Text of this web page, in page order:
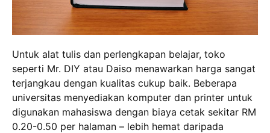
Untuk alat tulis dan perlengkapan belajar, toko
seperti Mr. DIY atau Daiso menawarkan harga sangat
terjangkau dengan kualitas cukup baik. Beberapa
universitas menyediakan komputer dan printer untuk
digunakan mahasiswa dengan biaya cetak sekitar RM
0.20-0.50 per halaman – lebih hemat daripada